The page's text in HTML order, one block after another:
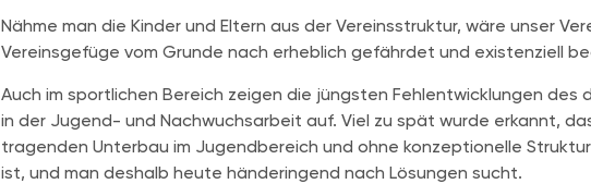
Nähme man die Kinder und Eltern aus der Vereinsstruktur, wäre unser
Vereinsgefüge vom Grunde nach erheblich gefährdet und existenziell
Auch im sportlichen Bereich zeigen die jüngsten Fehlentwicklungen des
in der Jugend- und Nachwuchsarbeit auf. Viel zu spät wurde erkannt,
tragenden Unterbau im Jugendbereich und ohne konzeptionelle
ist, und man deshalb heute händeringend nach Lösungen sucht.